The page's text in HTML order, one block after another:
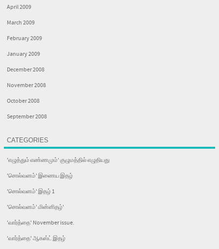
April 2009
March 2009
February 2009
January 2009
December 2008
November 2008
October 2008
September 2008
CATEGORIES
'எழுத்தும் எண்ணமும்' குழுமத்தில் எழுதியது
'சொல்வனம்' இணைய இதழ்
'சொல்வனம்' இதழ் 1
'சொல்வனம்' மின்னிதழ்'
'வார்த்தை' November issue.
'வார்த்தை' ஆகஸ்ட் இதழ்